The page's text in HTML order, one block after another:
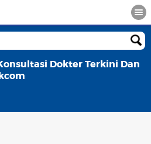
Dokter Terkini Dan